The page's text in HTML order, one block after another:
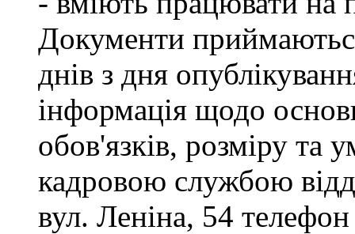
Документи
днів з дня
інформація щодо
обов'язків, розміру та
кадровою службою
вул. Леніна, 54